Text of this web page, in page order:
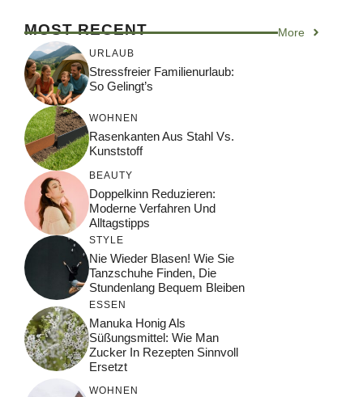
MOST RECENT More
URLAUB
Stressfreier Familienurlaub:
So Gelingt’s
WOHNEN
Rasenkanten Aus Stahl Vs.
Kunststoff
BEAUTY
Doppelkinn Reduzieren:
Moderne Verfahren Und
Alltagstipps
STYLE
Nie Wieder Blasen! Wie Sie
Tanzschuhe Finden, Die
Stundenlang Bequem Bleiben
ESSEN
Manuka Honig Als
Süßungsmittel: Wie Man
Zucker In Rezepten Sinnvoll
Ersetzt
WOHNEN